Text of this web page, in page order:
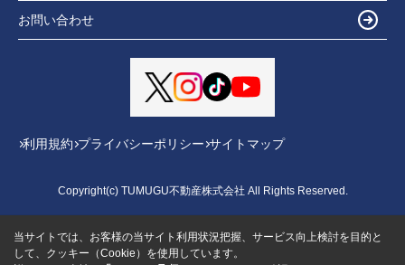
お問い合わせ
利用規約 プライバシーポリシー サイトマップ
Copyright(c) TUMUGU不動産株式会社 All Rights Reserved.
当サイトでは、お客様の当サイト利用状況把握、サービス向上検討を目的と
して、クッキー（Cookie）を使用しています。